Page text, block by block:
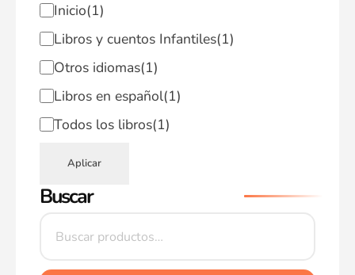
Inicio(1)
Libros y cuentos Infantiles(1)
Otros idiomas(1)
Libros en español(1)
Todos los libros(1)
Aplicar
Buscar